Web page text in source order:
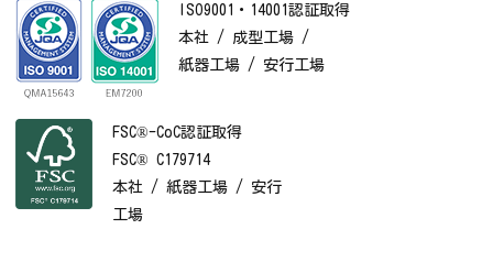
ISO9001・14001認証取得
本社 / 成型工場 /
紙器工場 / 安行工場
FSC®-CoC認証取得
FSC® C179714
本社 / 紙器工場 / 安行
工場